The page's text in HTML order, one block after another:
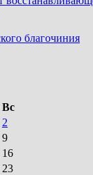
Вс
2
9
16
23